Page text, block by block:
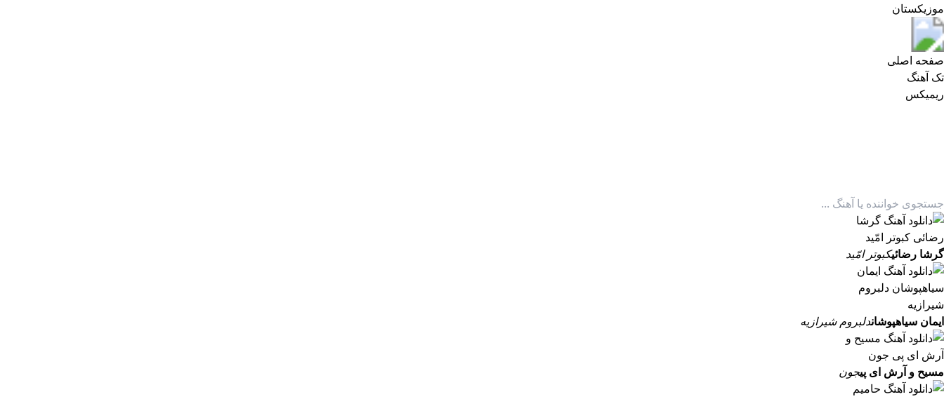
موزیکستان
صفحه اصلی
تک آهنگ
ریمیکس
گرشا رضائیکبوتر امّید
ایمان سیاهپوشاندلبروم شیرازیه
مسیح و آرش ای پیجون